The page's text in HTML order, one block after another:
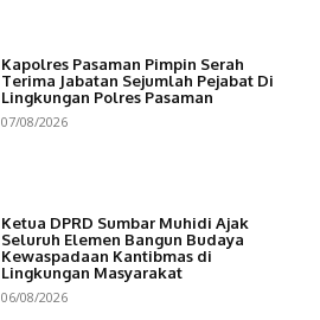
Kapolres Pasaman Pimpin Serah
Terima Jabatan Sejumlah Pejabat Di
Lingkungan Polres Pasaman
07/08/2026
Ketua DPRD Sumbar Muhidi Ajak
Seluruh Elemen Bangun Budaya
Kewaspadaan Kantibmas di
Lingkungan Masyarakat
06/08/2026